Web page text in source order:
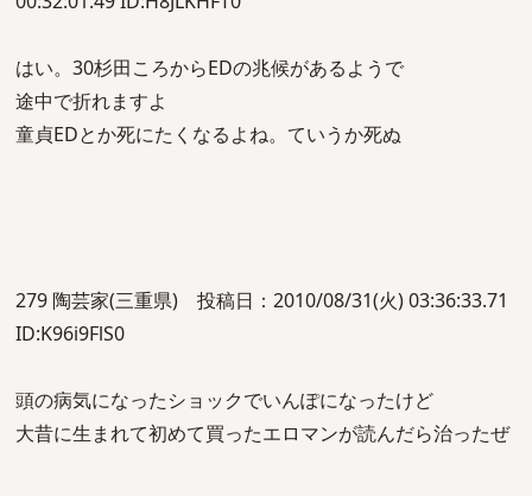
はい。30杉田ころからEDの兆候があるようで
途中で折れますよ
童貞EDとか死にたくなるよね。ていうか死ぬ
279 陶芸家(三重県) 投稿日：2010/08/31(火) 03:36:33.71
ID:K96i9FlS0
頭の病気になったショックでいんぽになったけど
大昔に生まれて初めて買ったエロマンが読んだら治ったぜ